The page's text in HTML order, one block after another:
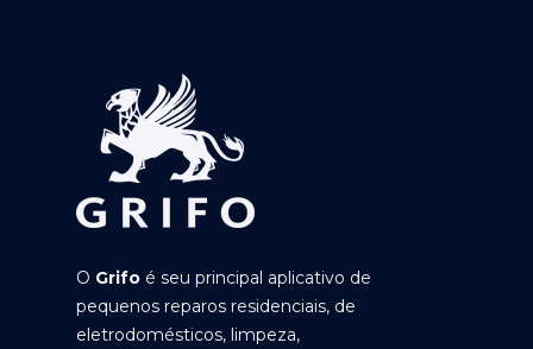
O Grifo é seu principal aplicativo de
pequenos reparos residenciais, de
eletrodomésticos, limpeza,